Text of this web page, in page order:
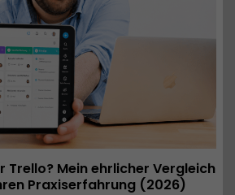
Trello? Mein ehrlicher Vergleich
Praxiserfahrung (2026)